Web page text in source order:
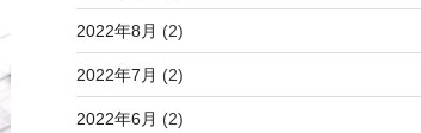
2022年8月 (2)
2022年7月 (2)
2022年6月 (2)